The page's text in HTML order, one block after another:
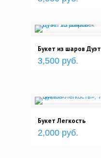
Букет из шаров Дуэт
3,500 руб.
Букет Легкость
2,000 руб.